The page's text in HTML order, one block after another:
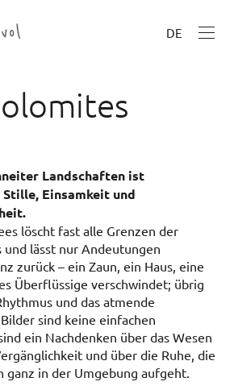
DE
Landschaften ist
Einsamkeit und
löscht fast alle Grenzen der
und lässt nur Andeutungen
zurück – ein Zaun, ein Haus, eine
Überflüssige verschwindet; übrig
und das atmende
sind keine einfachen
ein Nachdenken über das Wesen
und über die Ruhe, die
in der Umgebung aufgeht.